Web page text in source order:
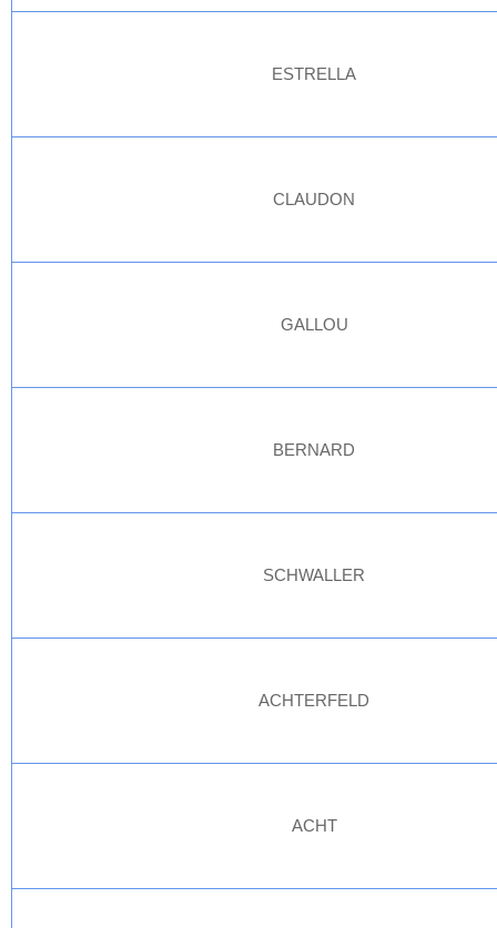
ESTRELLA
CLAUDON
GALLOU
BERNARD
SCHWALLER
ACHTERFELD
ACHT